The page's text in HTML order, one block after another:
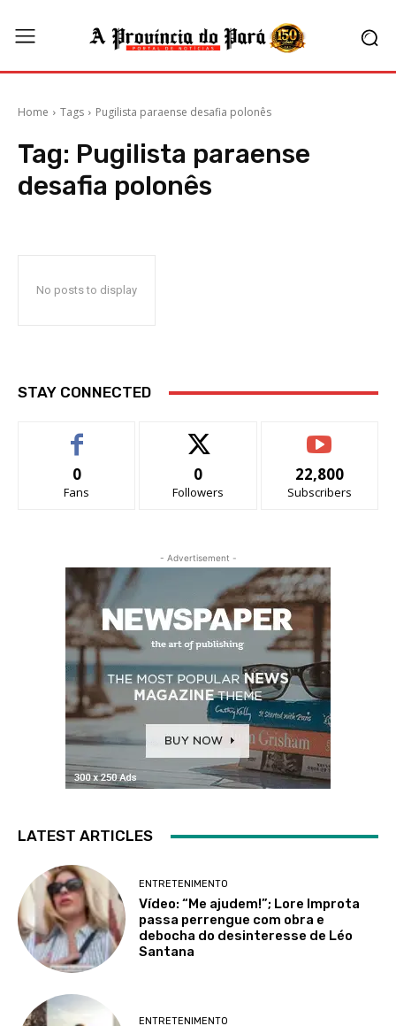
Home Tags Pugilista paraense desafia polonês
Tag: Pugilista paraense
desafia polonês
No posts to display
STAY CONNECTED
0
Fans
0
Followers
22,800
Subscribers
- Advertisement -
LATEST ARTICLES
ENTRETENIMENTO
Vídeo: “Me ajudem!”; Lore Improta
passa perrengue com obra e
debocha do desinteresse de Léo
Santana
ENTRETENIMENTO